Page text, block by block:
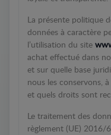
La présente politique
données à caractère
l’utilisation du site
achat effectué dans
et sur quelle base
nous les conservons,
et quels droits sont
Le traitement des
règlement (UE) 2016/